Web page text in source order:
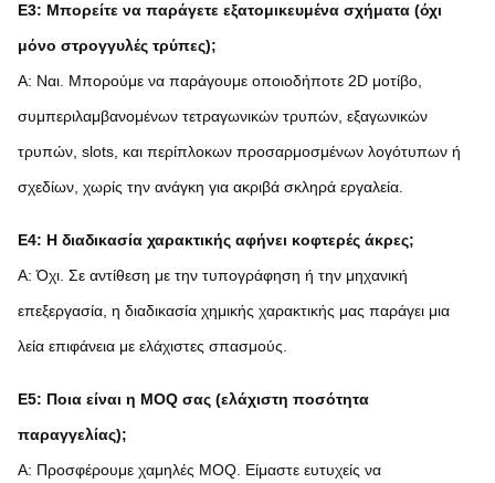
Ε3: Μπορείτε να παράγετε εξατομικευμένα σχήματα (όχι
μόνο στρογγυλές τρύπες);
Α: Ναι. Μπορούμε να παράγουμε οποιοδήποτε 2D μοτίβο,
συμπεριλαμβανομένων τετραγωνικών τρυπών, εξαγωνικών
τρυπών, slots, και περίπλοκων προσαρμοσμένων λογότυπων ή
σχεδίων, χωρίς την ανάγκη για ακριβά σκληρά εργαλεία.
Ε4: Η διαδικασία χαρακτικής αφήνει κοφτερές άκρες;
Α: Όχι. Σε αντίθεση με την τυπογράφηση ή την μηχανική
επεξεργασία, η διαδικασία χημικής χαρακτικής μας παράγει μια
λεία επιφάνεια με ελάχιστες σπασμούς.
Ε5: Ποια είναι η MOQ σας (ελάχιστη ποσότητα
παραγγελίας);
Α: Προσφέρουμε χαμηλές MOQ. Είμαστε ευτυχείς να